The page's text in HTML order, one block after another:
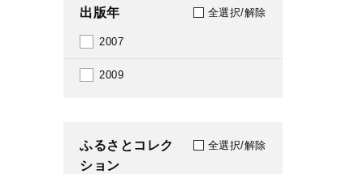
出版年 全選択/解除
2007
2009
ふるさとコレク
ション
全選択/解除